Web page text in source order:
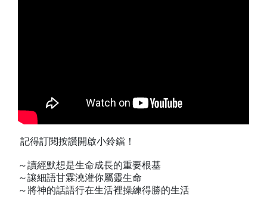
記得訂閱按讚開啟小鈴鐺！
～讀經默想是生命成長的重要根基
～讓細語甘霖澆灌你屬靈生命
～將神的話語行在生活裡操練得勝的生活